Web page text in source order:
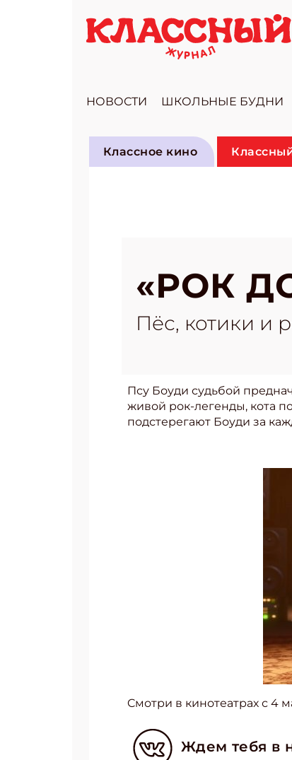
НОВОСТИ ШКОЛЬНЫЕ БУДНИ
Классное кино
«РОК
Пёс, котики и
Псу Боуди судьбой
живой рок-легенды, кота
подстерегают Боуди за
Cмотри в кинотеатрах с 4
Ждем тебя в